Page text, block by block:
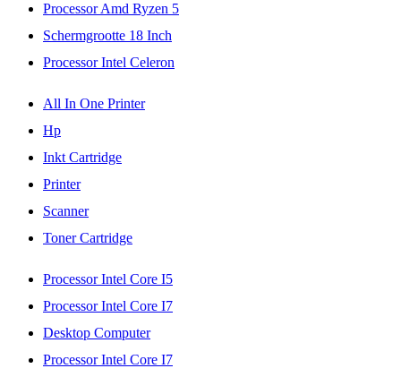
Processor Amd Ryzen 5
Schermgrootte 18 Inch
Processor Intel Celeron
All In One Printer
Hp
Inkt Cartridge
Printer
Scanner
Toner Cartridge
Processor Intel Core I5
Processor Intel Core I7
Desktop Computer
Processor Intel Core I7